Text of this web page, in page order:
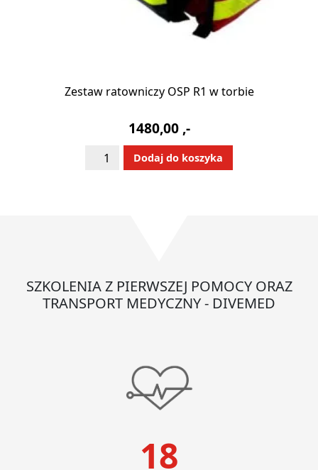
Zestaw ratowniczy OSP R1 w torbie
1480,00 ,-
ilość
Dodaj do koszyka
Alternative:
SZKOLENIA Z PIERWSZEJ POMOCY ORAZ
TRANSPORT MEDYCZNY - DIVEMED
18